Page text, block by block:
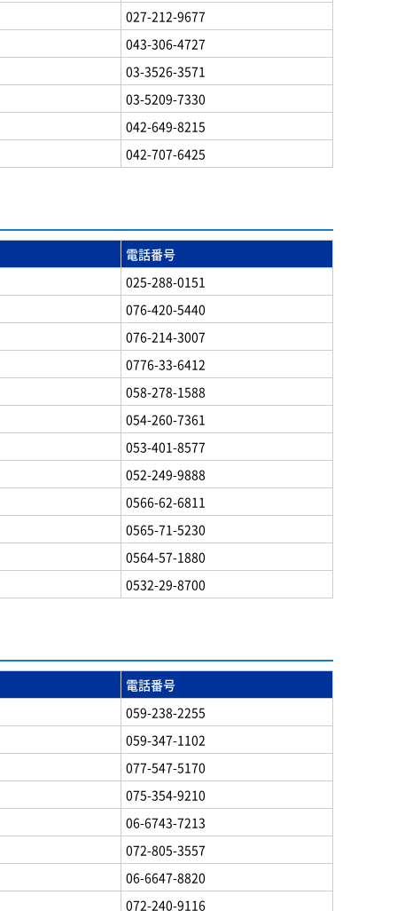
027-212-9677
043-306-4727
03-3526-3571
03-5209-7330
042-649-8215
042-707-6425
電話番号
025-288-0151
076-420-5440
076-214-3007
0776-33-6412
058-278-1588
054-260-7361
053-401-8577
052-249-9888
0566-62-6811
0565-71-5230
0564-57-1880
0532-29-8700
電話番号
059-238-2255
059-347-1102
077-547-5170
075-354-9210
06-6743-7213
072-805-3557
06-6647-8820
072-240-9116